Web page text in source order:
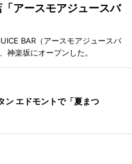
アースモアジュースバ
BAR（アースモアジュースバ
神楽坂にオープンした。
ン エドモントで「夏まつ